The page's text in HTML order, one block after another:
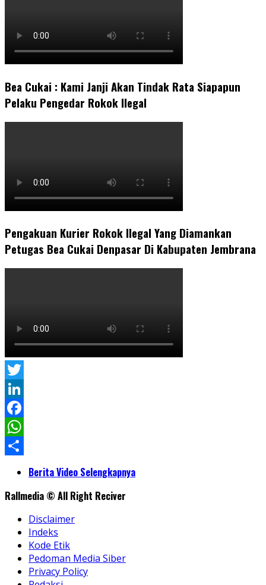
Bea Cukai : Kami Janji Akan Tindak Rata Siapapun
Pelaku Pengedar Rokok Ilegal
Pengakuan Kurier Rokok Ilegal Yang Diamankan
Petugas Bea Cukai Denpasar Di Kabupaten Jembrana
Twitter
LinkedIn
Facebook
WhatsApp
ShareBerita Video Selengkapnya
Rallmedia © All Right Reciver
Disclaimer
Indeks
Kode Etik
Pedoman Media Siber
Privacy Policy